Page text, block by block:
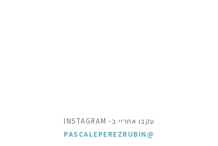
עקבו אחריי ב- INSTAGRAM
@PASCALEPEREZRUBIN